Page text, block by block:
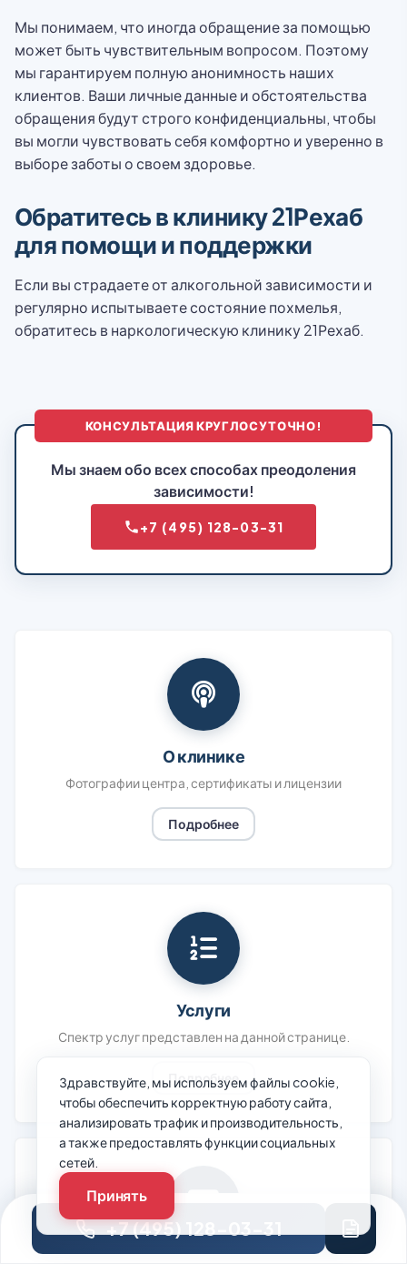
Мы понимаем, что иногда обращение за помощью
может быть чувствительным вопросом. Поэтому
мы гарантируем полную анонимность наших
клиентов. Ваши личные данные и обстоятельства
обращения будут строго конфиденциальны, чтобы
вы могли чувствовать себя комфортно и уверенно в
выборе заботы о своем здоровье.
Обратитесь в клинику 21Рехаб
для помощи и поддержки
Если вы страдаете от алкогольной зависимости и
регулярно испытываете состояние похмелья,
обратитесь в наркологическую клинику 21Рехаб.
КОНСУЛЬТАЦИЯ КРУГЛОСУТОЧНО!
Мы знаем обо всех способах преодоления
зависимости!
+7 (495) 128-03-31
О клинике
Фотографии центра, сертификаты и лицензии
Подробнее
Услуги
Спектр услуг представлен на данной странице.
Подробнее
+7 (495) 128-03-31
Здравствуйте, мы используем файлы cookie,
чтобы обеспечить корректную работу сайта,
анализировать трафик и производительность,
а также предоставлять функции социальных
сетей.
Принять